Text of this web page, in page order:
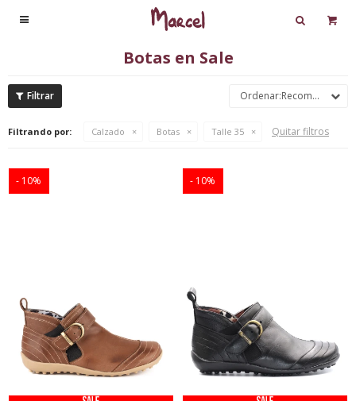

Botas en Sale
Recomendados
Filtrando por: Calzado Botas Talle 35 Quitar filtros
10 10